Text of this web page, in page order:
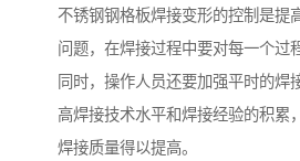
不锈钢钢格板焊接变形的控制是提
问题，在焊接过程中要对每一个过
同时，操作人员还要加强平时的焊
高焊接技术水平和焊接经验的积累
焊接质量得以提高。